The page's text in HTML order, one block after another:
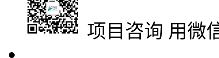
项目咨询 用微